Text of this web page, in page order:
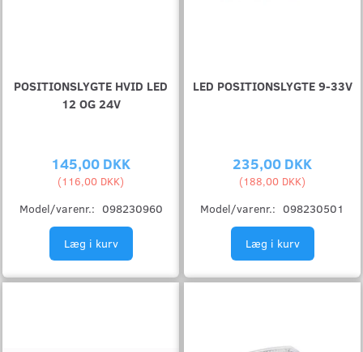
POSITIONSLYGTE HVID LED
12 OG 24V
145,00 DKK
(116,00 DKK)
Model/varenr.: 098230960
Læg i kurv
LED POSITIONSLYGTE 9-33V
235,00 DKK
(188,00 DKK)
Model/varenr.: 098230501
Læg i kurv